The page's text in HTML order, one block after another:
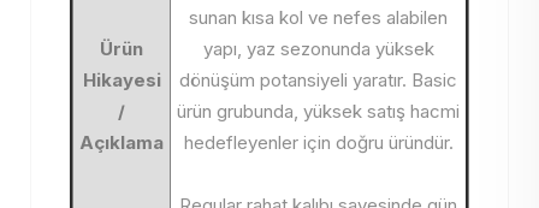
Ürün
Hikayesi
/
Açıklama
sunan kısa kol ve nefes alabilen
yapı, yaz sezonunda yüksek
dönüşüm potansiyeli yaratır. Basic
ürün grubunda, yüksek satış hacmi
hedefleyenler için doğru üründür.